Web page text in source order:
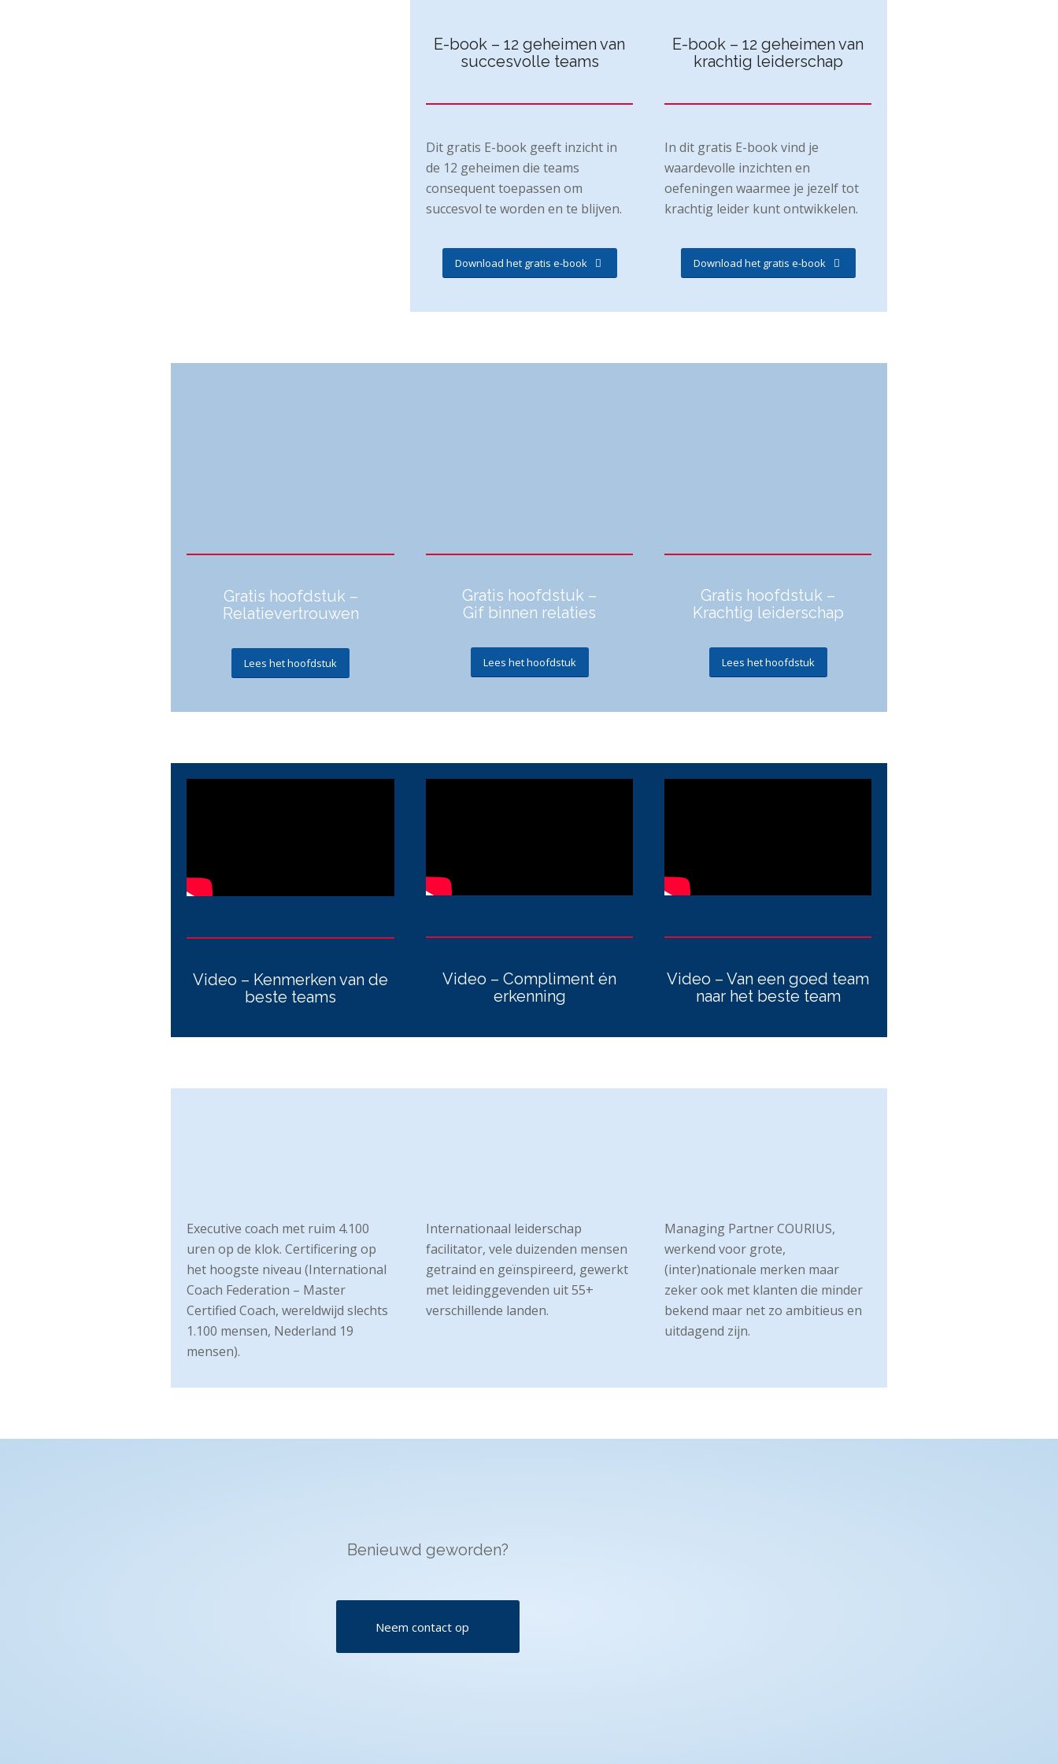
E-book – 12 geheimen van
succesvolle teams
Dit gratis E-book geeft inzicht in
de 12 geheimen die teams
consequent toepassen om
succesvol te worden en te blijven.
Download het gratis e-book
E-book – 12 geheimen van
krachtig leiderschap
In dit gratis E-book vind je
waardevolle inzichten en
oefeningen waarmee je jezelf tot
krachtig leider kunt ontwikkelen.
Download het gratis e-book
Gratis hoofdstuk –
Relatievertrouwen
Lees het hoofdstuk
Gratis hoofdstuk –
Gif binnen relaties
Lees het hoofdstuk
Gratis hoofdstuk –
Krachtig leiderschap
Lees het hoofdstuk
Video – Kenmerken van de
beste teams
Video – Compliment én
erkenning
Video – Van een goed team
naar het beste team
Executive coach met ruim 4.100
uren op de klok. Certificering op
het hoogste niveau (International
Coach Federation – Master
Certified Coach, wereldwijd slechts
1.100 mensen, Nederland 19
mensen).
Internationaal leiderschap
facilitator, vele duizenden mensen
getraind en geïnspireerd, gewerkt
met leidinggevenden uit 55+
verschillende landen.
Managing Partner COURIUS,
werkend voor grote,
(inter)nationale merken maar
zeker ook met klanten die minder
bekend maar net zo ambitieus en
uitdagend zijn.
Benieuwd geworden?
Neem contact op